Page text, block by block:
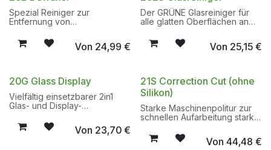
Spezial Reiniger zur
Entfernung von
lösemittellöslichen
Verschmutzungen aus Ölen,
Von 24,99 €
Der GRÜNE Glasreiniger für
alle glatten Oberflächen an
Entfernt mühelos hartnäckige
Verschmutzungen.Von 25,15€
20G Glass Display
Vielfältig einsetzbarer 2in1
Glas- und Display-
Wohlfühlduft. Professionelle
Reinigung von Glas- und
Von 23,70€
21S Correction Cut (ohne
Silikon)
Starke Maschinenpolitur zur
schnellen Aufarbeitung stark
Beseitigung von tiefen
Kratzern und zur effektiven
Von 44,48 €